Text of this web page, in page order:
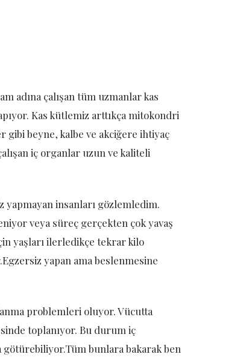
adına çalışan tüm uzmanlar kas
Kas kütlemiz arttıkça mitokondri
beyne, kalbe ve akciğere ihtiyaç
iç organlar uzun ve kaliteli
yapmayan insanları gözlemledim.
veya süreç gerçekten çok yavaş
yaşları ilerledikçe tekrar kilo
yapan ama beslenmesine
problemleri oluyor. Vücutta
toplanıyor. Bu durum iç
götürebiliyor.Tüm bunlara bakarak ben